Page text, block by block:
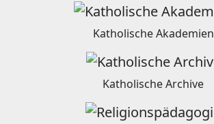
Katholische Akademien
Katholische Archive